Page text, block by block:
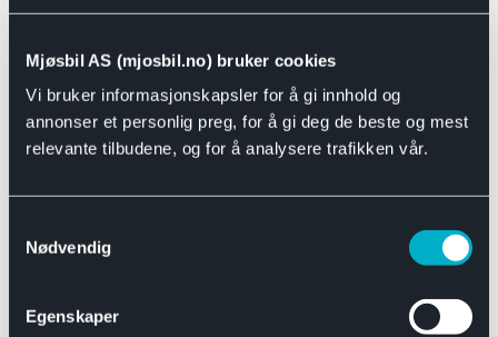
Mjøsbil AS (mjosbil.no) bruker cookies
Vi bruker informasjonskapsler for å gi innhold og
annonser et personlig preg, for å gi deg de beste og mest
relevante tilbudene, og for å analysere trafikken vår.
Nødvendig
Egenskaper
Motor og drivverk
Se alle Universal
Bremsedeler
Se alle Bremsedeler
Bremsenippler
Drivline og motor
Se alle Drivline og motor
Eksosanlegg